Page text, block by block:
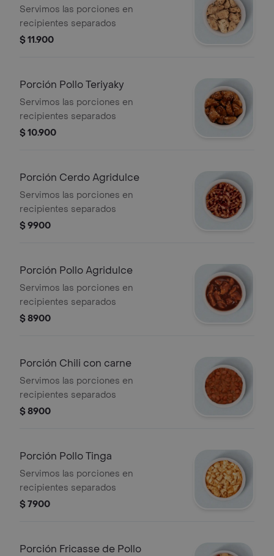
Servimos las porciones en
recipientes separados
$ 11.900
Porción Pollo Teriyaky
Servimos las porciones en
recipientes separados
$ 10.900
Porción Cerdo Agridulce
Servimos las porciones en
recipientes separados
$ 9900
Porción Pollo Agridulce
Servimos las porciones en
recipientes separados
$ 8900
Porción Chili con carne
Servimos las porciones en
recipientes separados
$ 8900
Porción Pollo Tinga
Servimos las porciones en
recipientes separados
$ 7900
Porción Fricasse de Pollo